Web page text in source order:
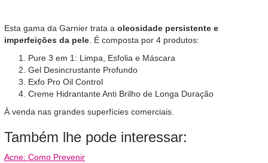
Esta gama da Garnier trata a oleosidade persistente e
imperfeições da pele . É composta por 4 produtos:
Pure 3 em 1: Limpa, Esfolia e Máscara
Gel Desincrustante Profundo
Exfo Pro Oil Control
Creme Hidrantante Anti Brilho de Longa Duração
À venda nas grandes superfícies comerciais.
Também lhe pode interessar:
Acne: Como Prevenir